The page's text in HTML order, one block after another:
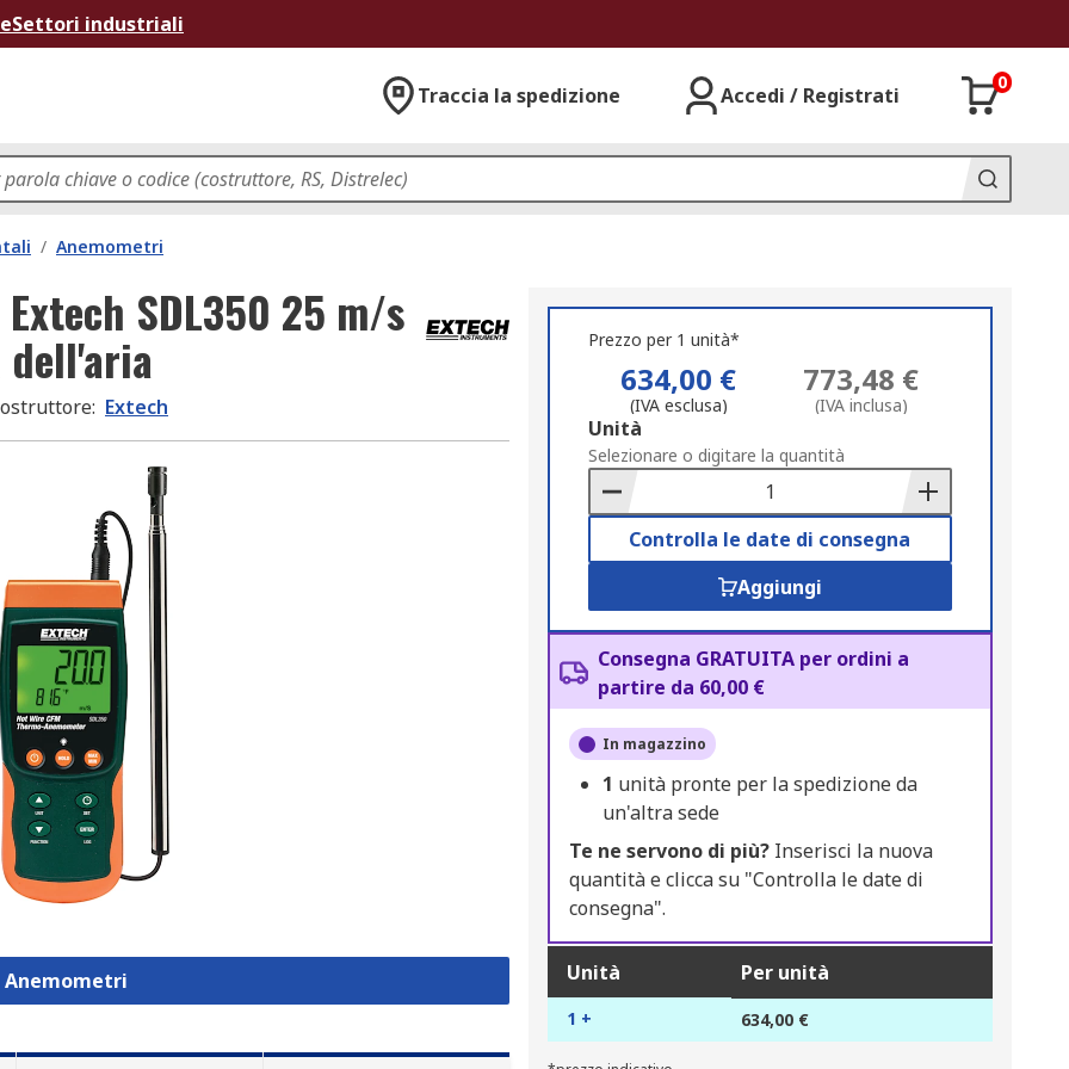
Settori industriali
Traccia la spedizione Accedi / Registrati
0
/ Anemometri
SDL350 25 m/s
: Extech
Anemometri
Prezzo per 1 unità*
634,00 €
(IVA esclusa)
773,48 €
(IVA inclusa)
Add
to
Basket
Unità
Selezionare o digitare la quantità
Controlla le date di consegna
Aggiungi
Consegna GRATUITA per ordini a
partire da 60,00 €
In magazzino
1 unità pronte per la spedizione da
un'altra sede
Te ne servono di più?Inserisci la nuova
quantità e clicca su "Controlla le date di
consegna".
Unità Per unità
1 + 634,00 €